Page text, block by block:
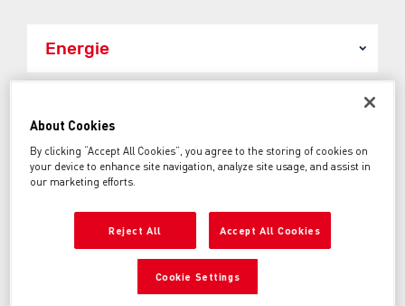
500€
Année entre:
Kilométrage entre:
About Cookies
By clicking “Accept All Cookies”, you agree to the storing of cookies on
your device to enhance site navigation, analyze site usage, and assist in
our marketing efforts.
Reject All Accept All Cookies
Cookie Settings